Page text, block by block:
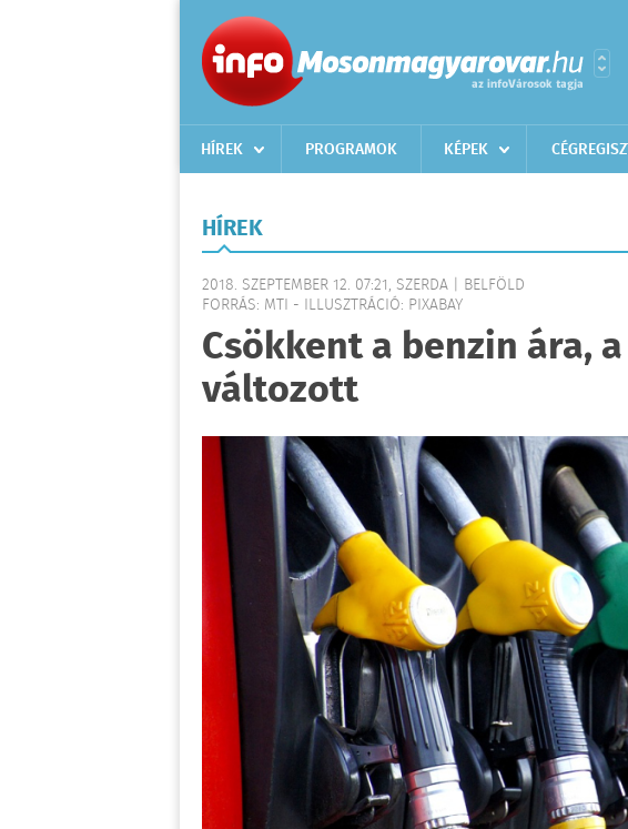
HÍREK PROGRAMOK KÉPEK
HÍREK
2018. SZEPTEMBER 12. 07:21, SZERDA | BELFÖLD
FORRÁS: MTI - ILLUSZTRÁCIÓ: PIXABAY
Csökkent a benzin ára,
változott